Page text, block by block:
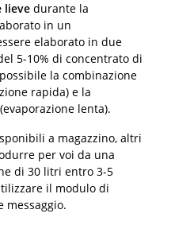
lieve durante la
in un
elaborato in due
5-10% di concentrato di
la combinazione
rapida) e la
lenta).
a magazzino, altri
per voi da una
di 30 litri entro 3-5
il modulo di
messaggio.